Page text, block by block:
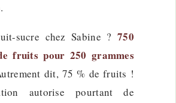
sucre chez Sabine ?750
fruits pour 250 grammes
dit, 75 % de fruits !
autorise pourtant de